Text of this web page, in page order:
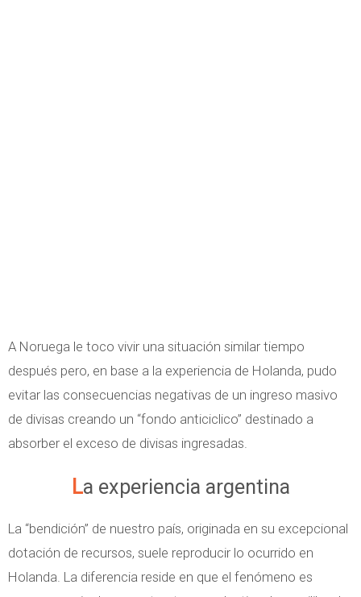
A Noruega le toco vivir una situación similar tiempo
después pero, en base a la experiencia de Holanda, pudo
evitar las consecuencias negativas de un ingreso masivo
de divisas creando un “fondo anticiclico” destinado a
absorber el exceso de divisas ingresadas.
La experiencia argentina
La “bendición” de nuestro país, originada en su excepcional
dotación de recursos, suele reproducir lo ocurrido en
Holanda. La diferencia reside en que el fenómeno es